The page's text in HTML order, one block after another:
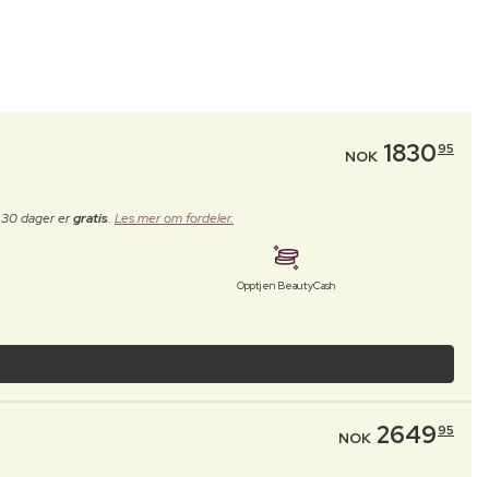
NOK 183095
dager ergratis. Les mer om fordeler.
Opptjen BeautyCash
NOK 264995